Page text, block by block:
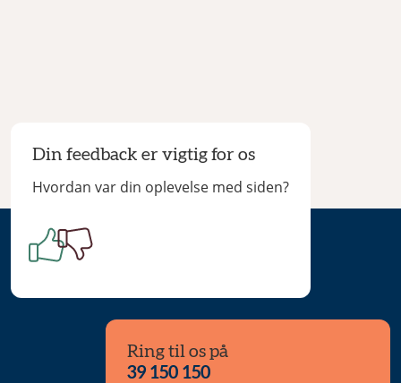
Din feedback er vigtig for os
Hvordan var din oplevelse med siden?
Ring til os på
39 150 150